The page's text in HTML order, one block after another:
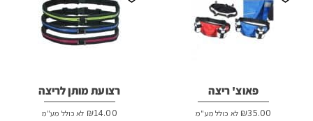
פאוצ' ריצה
₪35.00 לא כולל מע"מ
רצועת מותן לריצה
₪14.00 לא כולל מע"מ